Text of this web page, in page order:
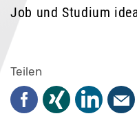
Job und Studium
Teilen
Facebook
Xing LinkedIn